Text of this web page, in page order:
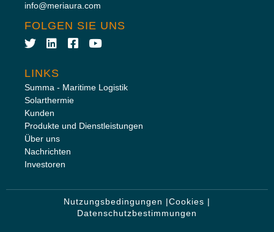
info@meriaura.com
FOLGEN SIE UNS
LINKS
Summa - Maritime Logistik
Solarthermie
Kunden
Produkte und Dienstleistungen
Über uns
Nachrichten
Investoren
Nutzungsbedingungen |Cookies |
Datenschutzbestimmungen